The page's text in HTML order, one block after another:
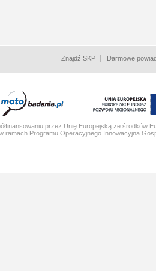
Znajdź SKP Darmowe
przez Unię Europejską ze środków
ramach Programu Operacyjnego Innowacyjna